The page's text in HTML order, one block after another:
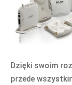
Dzięki swoim
przede